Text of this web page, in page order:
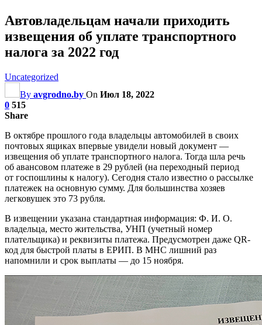
Автовладельцам начали приходить
извещения об уплате транспортного
налога за 2022 год
Uncategorized
By avgrodno.by On Июл 18, 2022
0 515
Share
В октябре прошлого года владельцы автомобилей в своих
почтовых ящиках впервые увидели новый документ —
извещения об уплате транспортного налога. Тогда шла речь
об авансовом платеже в 29 рублей (на переходный период
от госпошлины к налогу). Сегодня стало известно о рассылке
платежек на основную сумму. Для большинства хозяев
легковушек это 73 рубля.
В извещении указана стандартная информация: Ф. И. О.
владельца, место жительства, УНП (учетный номер
плательщика) и реквизиты платежа. Предусмотрен даже QR-
код для быстрой платы в ЕРИП. В МНС лишний раз
напомнили и срок выплаты — до 15 ноября.